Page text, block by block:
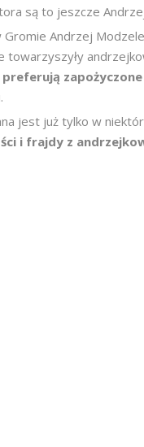
są to jeszcze
Andrzej
towarzyszyły
jest już tylko w
i frajdy z